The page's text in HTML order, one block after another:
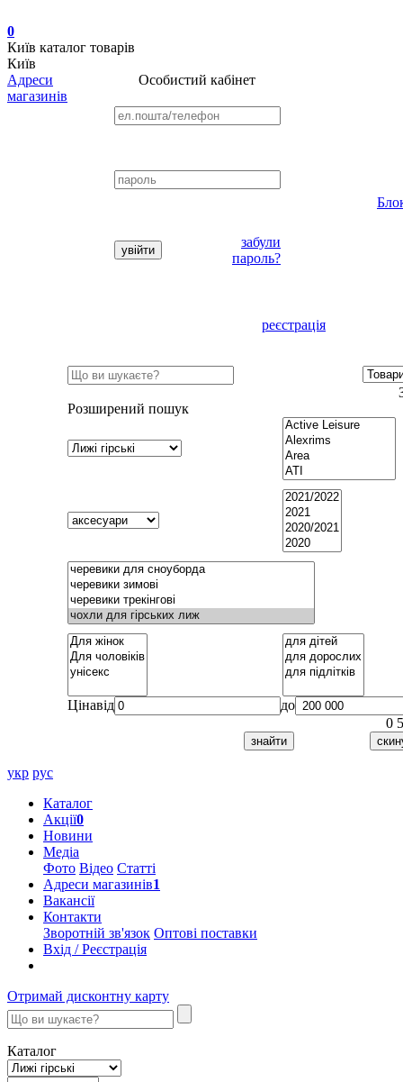
0
Київ каталог товарів
Київ
Адреси
магазинів
Особистий кабінет
забули
пароль?
реєстрація
Розширений пошук
Цінавід
до
0
укр рус
Каталог
Акції0
Новини
Медіа
Фото Відео Статті
Адреси магазинів1
Вакансії
Контакти
Зворотній зв'язок Оптові поставки
Вхід / Реєстрація
Отримай дисконтну карту
Каталог